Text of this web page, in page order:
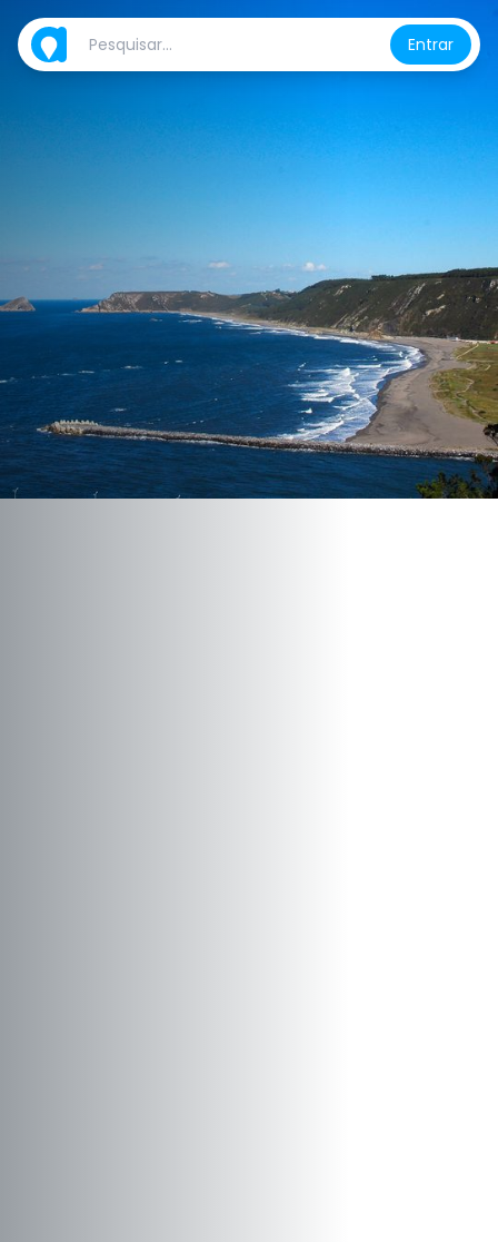
Entrar